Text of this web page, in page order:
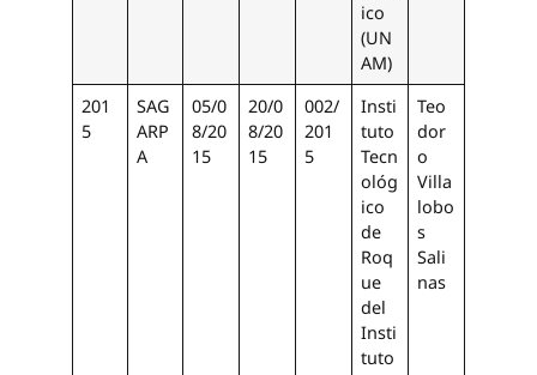
ico
(UN
AM)
201
5
SAG
ARP
A
05/0
8/20
15
20/0
8/20
15
002/
201
5
Insti
tuto
Tecn
ológ
ico
de
Roq
ue
del
Insti
tuto
Teo
dor
o
Villa
lobo
s
Sali
nas